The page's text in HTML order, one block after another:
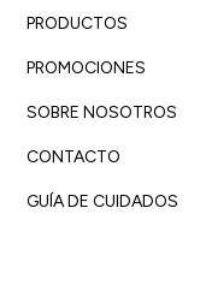
PRODUCTOS
PROMOCIONES
SOBRE NOSOTROS
CONTACTO
GUÍA DE CUIDADOS